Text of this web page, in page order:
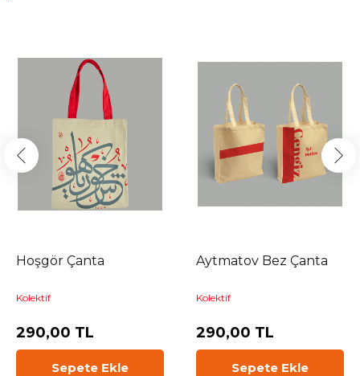
Hoşgör Çanta
Kolektif
290,00 TL
Sepete Ekle
Aytmatov Bez Çanta
Kolektif
290,00 TL
Sepete Ekle